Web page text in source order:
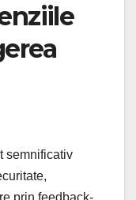
semnificativ
prin feedback-